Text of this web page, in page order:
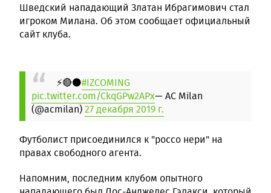
Шведский нападающий Златан Ибрагимович стал
игроком Милана. Об этом сообщает официальный
сайт клуба.
⚡🔴⚫#IZCOMING
pic.twitter.com/CkqGPw2APx— AC Milan
(@acmilan)27 декабря 2019 г.
Футболист присоединился к "россо нери" на
правах свободного агента.
Напомним, последним клубом опытного